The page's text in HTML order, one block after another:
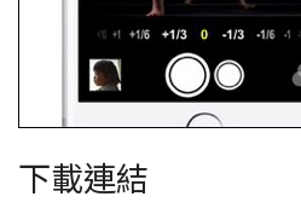
下載連結